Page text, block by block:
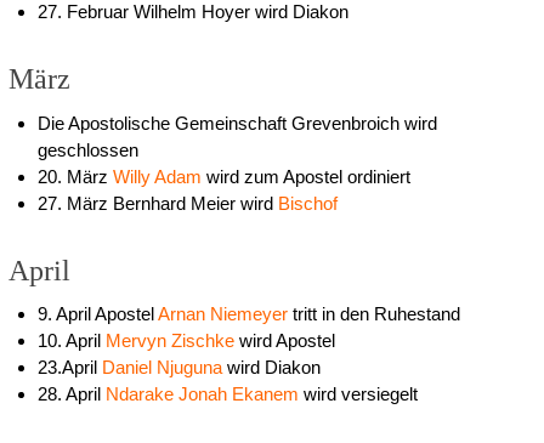
27. Februar Wilhelm Hoyer wird Diakon
März
Die Apostolische Gemeinschaft Grevenbroich wird
geschlossen
20. MärzWilly Adam wird zum Apostel ordiniert
27. März Bernhard Meier wird Bischof
April
9. April ApostelArnan Niemeyer tritt in den Ruhestand
10. April Mervyn Zischke wird Apostel
23.April Daniel Njuguna wird Diakon
28. April Ndarake Jonah Ekanem wird versiegelt